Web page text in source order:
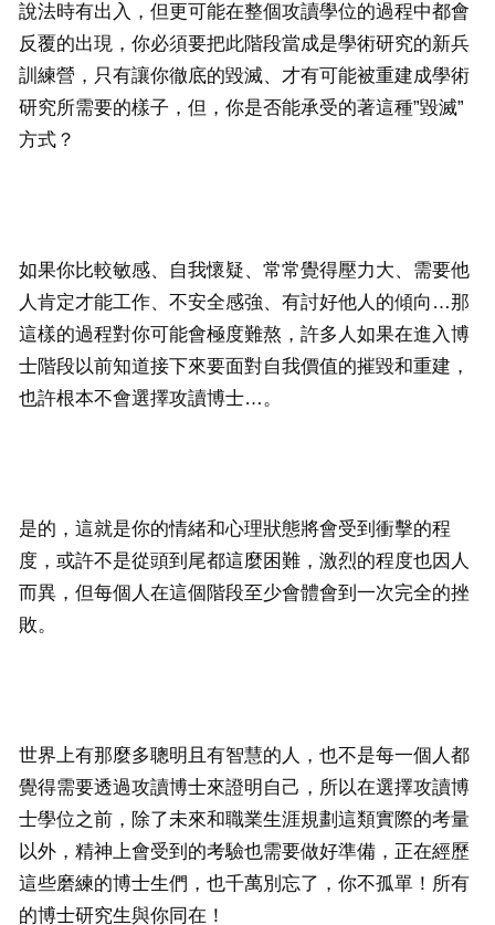
說法時有出入，但更可能在整個攻讀學位的過程中都會
反覆的出現，你必須要把此階段當成是學術研究的新兵
訓練營，只有讓你徹底的毀滅、才有可能被重建成學術
研究所需要的樣子，但，你是否能承受的著這種”毀滅”
方式？
如果你比較敏感、自我懷疑、常常覺得壓力大、需要他
人肯定才能工作、不安全感強、有討好他人的傾向…那
這樣的過程對你可能會極度難熬，許多人如果在進入博
士階段以前知道接下來要面對自我價值的摧毀和重建，
也許根本不會選擇攻讀博士…。
是的，這就是你的情緒和心理狀態將會受到衝擊的程
度，或許不是從頭到尾都這麼困難，激烈的程度也因人
而異，但每個人在這個階段至少會體會到一次完全的挫
敗。
世界上有那麼多聰明且有智慧的人，也不是每一個人都
覺得需要透過攻讀博士來證明自己，所以在選擇攻讀博
士學位之前，除了未來和職業生涯規劃這類實際的考量
以外，精神上會受到的考驗也需要做好準備，正在經歷
這些磨練的博士生們，也千萬別忘了，你不孤單！所有
的博士研究生與你同在！